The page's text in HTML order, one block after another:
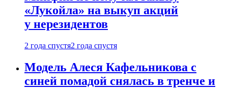
«Лукойла» на выкуп акций
у нерезидентов
2 года спустя2 года спустя
Модель Алеся Кафельникова с
синей помадой снялась в тренче и